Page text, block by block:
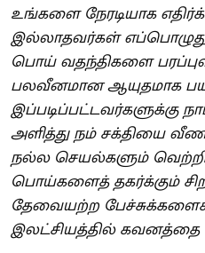
உங்களை நேரடியாக
இல்லாதவர்கள்
பொய் வதந்திகளை
பலவீனமான ஆயுதமாக
இப்படிப்பட்டவர்களுக்கு
அளித்து நம் சக்தியை
நல்ல செயல்களும்
பொய்களைத் தகர்க்கும்
தேவையற்ற
இலட்சியத்தில் கவனத்தை